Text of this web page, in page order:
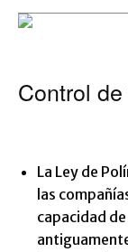
Control
La Ley de
las
capacidad